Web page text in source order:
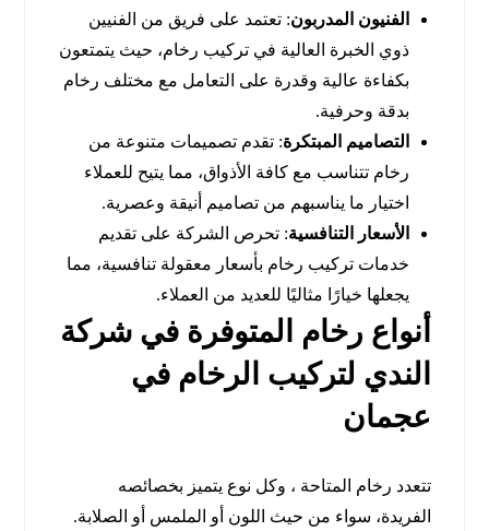
الفنيون المدربون: تعتمد على فريق من الفنيين
ذوي الخبرة العالية في تركيب رخام، حيث يتمتعون
بكفاءة عالية وقدرة على التعامل مع مختلف رخام
بدقة وحرفية.
التصاميم المبتكرة: تقدم تصميمات متنوعة من
رخام تتناسب مع كافة الأذواق، مما يتيح للعملاء
اختيار ما يناسبهم من تصاميم أنيقة وعصرية.
الأسعار التنافسية: تحرص الشركة على تقديم
خدمات تركيب رخام بأسعار معقولة تنافسية، مما
يجعلها خيارًا مثاليًا للعديد من العملاء.
أنواع رخام المتوفرة في شركة
الندي لتركيب الرخام في
عجمان
تتعدد رخام المتاحة ، وكل نوع يتميز بخصائصه
الفريدة، سواء من حيث اللون أو الملمس أو الصلابة.